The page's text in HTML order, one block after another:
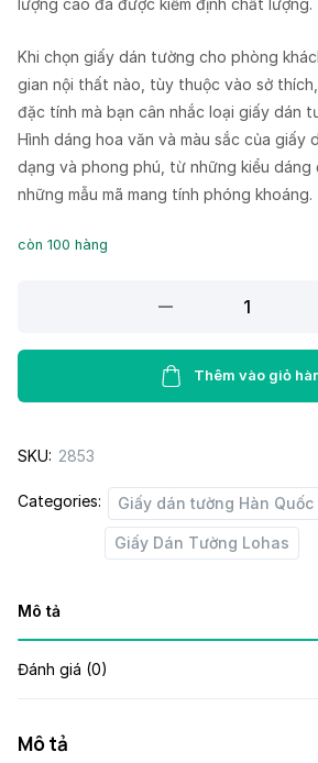
lượng cao đã được kiểm định chất lượng.
Khi chọn giấy dán tường cho phòng
gian nội thất nào, tùy thuộc vào sở
đặc tính mà bạn cân nhắc loại giấy dán
Hình dáng hoa văn và màu sắc của giấy
dạng và phong phú, từ những kiểu dáng
những mẫu mã mang tính phóng khoáng.
còn 100 hàng
tường
87408-
quantity
Thêm vào giỏ
SKU: 2853
Categories: Giấy dán tường Hàn Quốc
Giấy Dán Tường Lohas
Mô tả
Đánh giá (0)
Mô tả